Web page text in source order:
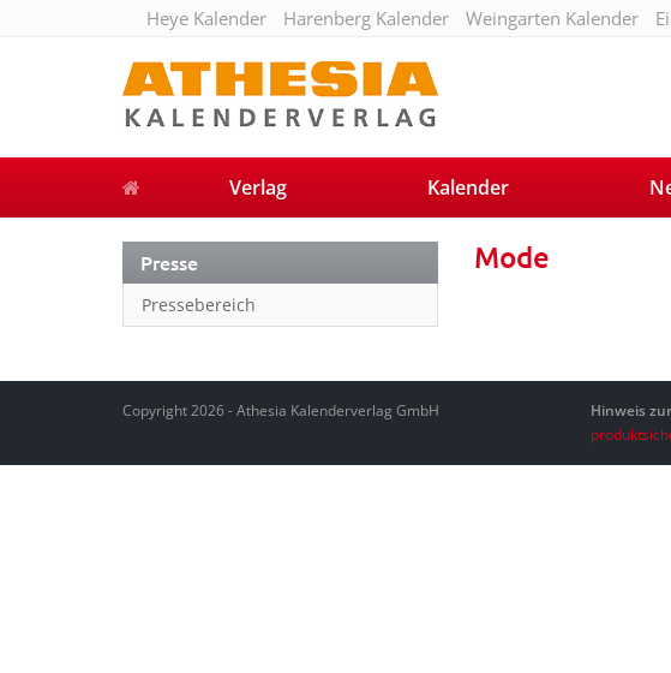
Heye Kalender Harenberg Kalender Weingarten Kalender
Verlag Kalender
Presse
Pressebereich
Mode
Copyright 2026 - Athesia Kalenderverlag GmbH
Hinweis